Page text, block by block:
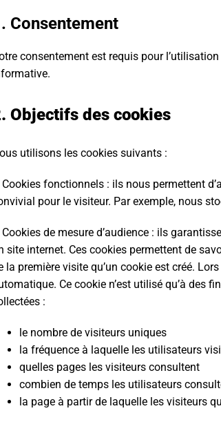
Consentement
consentement est requis pour
Objectifs des cookies
utilisons les cookies suivants :
fonctionnels : ils nous permettent
pour le visiteur. Par exemple, nous
de mesure d’audience : ils
site internet. Ces cookies permettent de
la première visite qu’un cookie est créé.
Ce cookie n’est utilisé qu’à des
:
le nombre de visiteurs uniques
la fréquence à laquelle les utilisateurs
quelles pages les visiteurs consultent
combien de temps les utilisateurs
la page à partir de laquelle les visiteurs